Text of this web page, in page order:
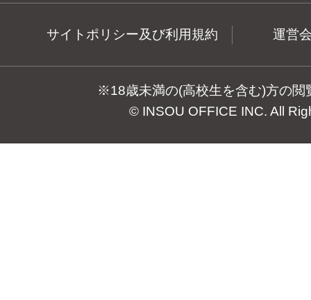
サイトポリシー及び利用規約 運営
※18歳未満の(高校生を含む)方の閲
© INSOU OFFICE INC. All